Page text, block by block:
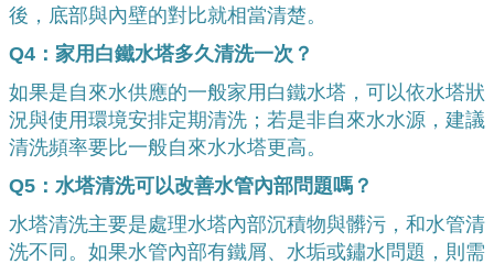
後，底部與內壁的對比就相當清楚。
Q4：家用白鐵水塔多久清洗一次？
如果是自來水供應的一般家用白鐵水塔，可以依水塔狀
況與使用環境安排定期清洗；若是非自來水水源，建議
清洗頻率要比一般自來水水塔更高。
Q5：水塔清洗可以改善水管內部問題嗎？
水塔清洗主要是處理水塔內部沉積物與髒污，和水管清
洗不同。如果水管內部有鐵屑、水垢或鏽水問題，則需